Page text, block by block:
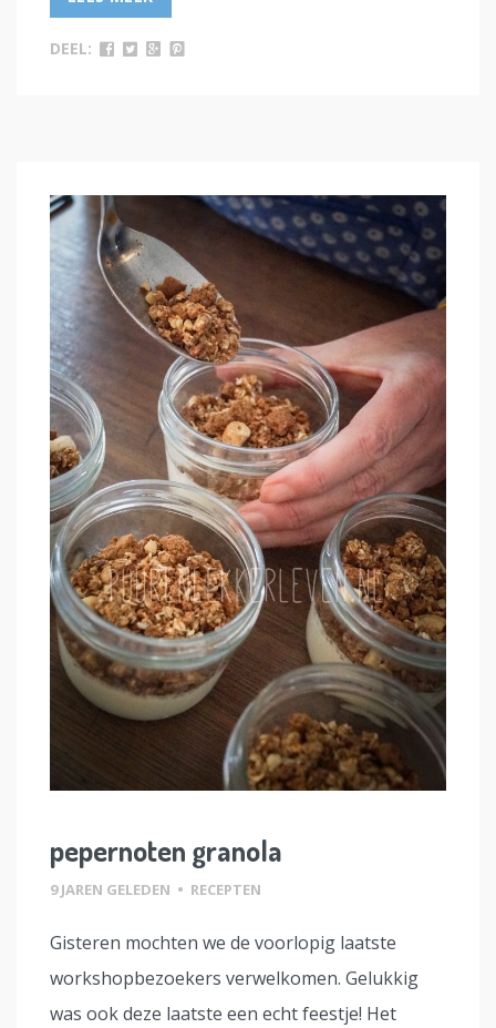
DEEL:
pepernoten granola
9 JAREN GELEDEN • RECEPTEN
Gisteren mochten we de voorlopig laatste
workshopbezoekers verwelkomen. Gelukkig
was ook deze laatste een echt feestje! Het